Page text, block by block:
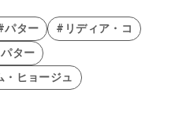
パター
#リディア・コ
ター
・ヒョージュ